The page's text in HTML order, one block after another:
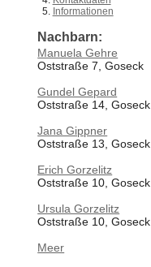
Informationen
Nachbarn:
Manuela Gehre
Oststraße 7, Goseck
Gundel Gepard
Oststraße 14, Goseck
Jana Gippner
Oststraße 13, Goseck
Erich Gorzelitz
Oststraße 10, Goseck
Ursula Gorzelitz
Oststraße 10, Goseck
Meer